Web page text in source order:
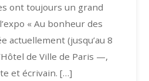
ont toujours un grand
« Au bonheur des
actuellement (jusqu’au 8
de Ville de Paris —,
et écrivain. […]